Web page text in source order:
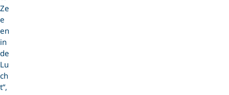
Ze
e
en
in
de
Lu
ch
t“,